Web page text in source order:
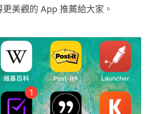
美觀的 App 推薦給大家。